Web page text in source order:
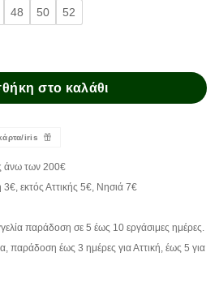
48 50 52
στο καλάθι
iris
άνω των 200€
3€, εκτός Αττικής 5€, Νησιά 7€
παράδοση σε 5 έως 10 εργάσιμες ημέρες.
παράδοση έως 3 ημέρες για Αττική, έως 5 για